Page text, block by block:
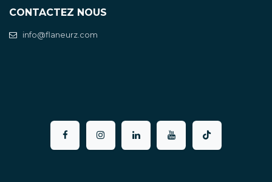
CONTACTEZ NOUS
info@flaneurz.com